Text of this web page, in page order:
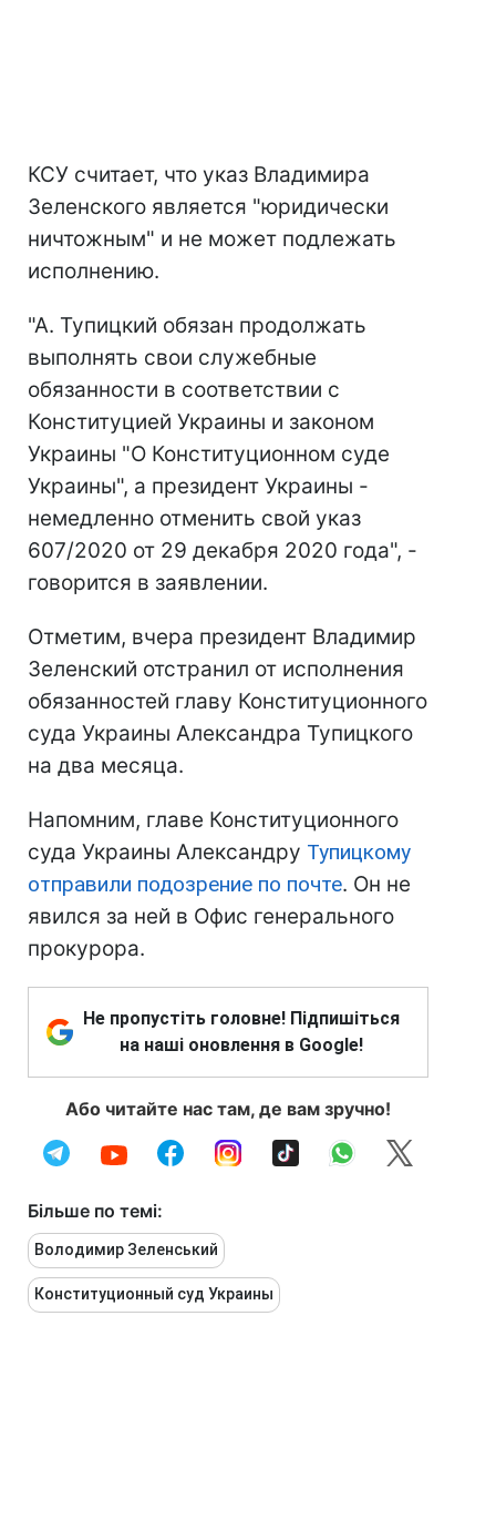
КСУ считает, что указ Владимира
Зеленского является "юридически
ничтожным" и не может подлежать
исполнению.
"А. Тупицкий обязан продолжать
выполнять свои служебные
обязанности в соответствии с
Конституцией Украины и законом
Украины "О Конституционном суде
Украины", а президент Украины -
немедленно отменить свой указ
607/2020 от 29 декабря 2020 года", -
говорится в заявлении.
Отметим, вчера президент Владимир
Зеленский отстранил от исполнения
обязанностей главу Конституционного
суда Украины Александра Тупицкого
на два месяца.
Напомним, главе Конституционного
суда Украины Александру Тупицкому
отправили подозрение по почте. Он не
явился за ней в Офис генерального
прокурора.
Не пропустіть головне! Підпишіться
на наші оновлення в Google!
Або читайте нас там, де вам зручно!
Більше по темі:
Володимир Зеленський
Конституционный суд Украины